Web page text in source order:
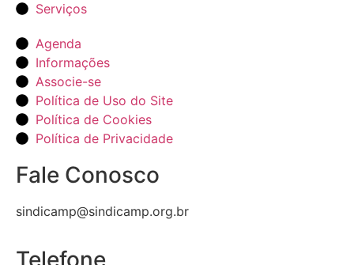
Serviços
Agenda
Informações
Associe-se
Política de Uso do Site
Política de Cookies
Política de Privacidade
Fale Conosco
sindicamp@sindicamp.org.br
Telefone